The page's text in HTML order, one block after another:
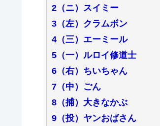
2（ニ）スイミー
3（左）クラムボン
4（三）エーミール
5（一）ルロイ修道士
6（右）ちいちゃん
7（中）ごん
8（捕）大きなかぶ
9（投）ヤンおばさん